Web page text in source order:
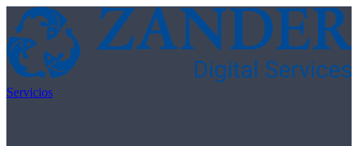
Skip to content
Servicios